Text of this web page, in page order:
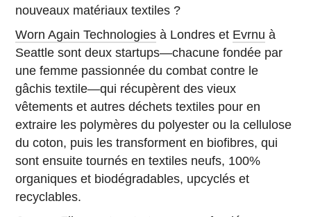
nouveaux matériaux textiles ?
Worn Again Technologies à Londres et Evrnu à
Seattle sont deux startups—chacune fondée par
une femme passionnée du combat contre le
gâchis textile—qui récupèrent des vieux
vêtements et autres déchets textiles pour en
extraire les polymères du polyester ou la cellulose
du coton, puis les transforment en biofibres, qui
sont ensuite tournés en textiles neufs, 100%
organiques et biodégradables, upcyclés et
recyclables.